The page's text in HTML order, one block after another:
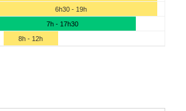
6h30 - 19h
7h - 17h30
8h - 12h